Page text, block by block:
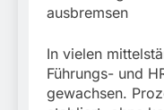
ausbremsen
In vielen
Führungs- und
gewachsen.